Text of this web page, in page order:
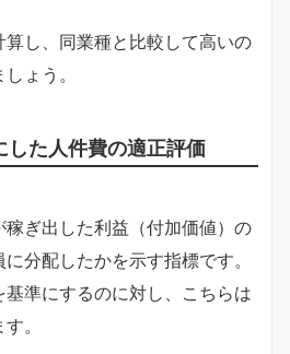
算し、同業種と比較して高いの
ょう。
した人件費の適正評価
ぎ出した利益（付加価値）の
分配したかを示す指標です。
基準にするのに対し、こちらは
。